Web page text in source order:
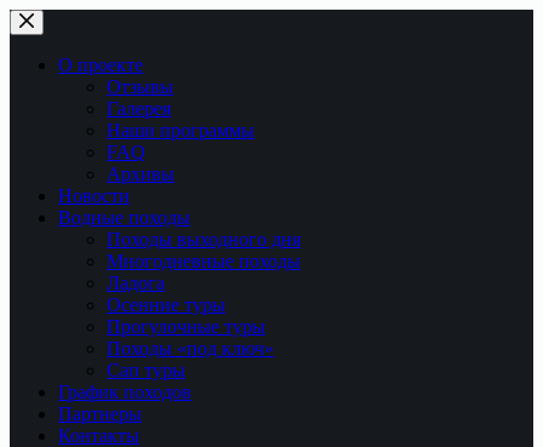
Перейти
к
сути
О проекте
Отзывы
Галерея
Наши программы
FAQ
Архивы
Новости
Водные походы
Походы выходного дня
Многодневные походы
Ладога
Осенние туры
Прогулочные туры
Походы «под ключ»
Сап туры
График походов
Партнеры
Контакты